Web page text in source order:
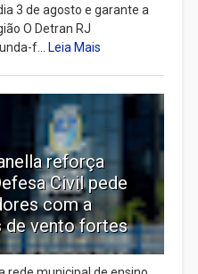
3 de agosto e garante a
O Detran RJ
f...
Leia Mais
reforça
Civil pede
com a
de vento fortes